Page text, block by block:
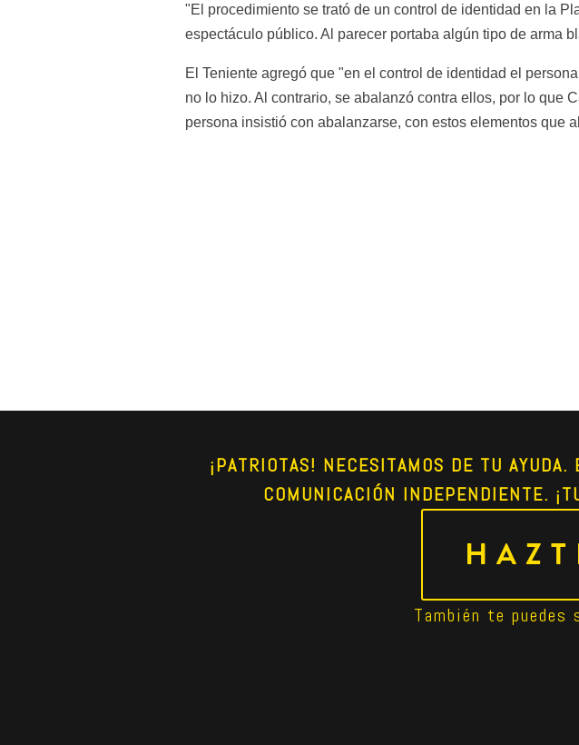
"El procedimiento se trató de un control de identidad en la
espectáculo público. Al parecer portaba algún tipo de arma
El Teniente agregó que "en el control de identidad el
no lo hizo. Al contrario, se abalanzó contra ellos, por lo que
persona insistió con abalanzarse, con estos elementos que
¡PATRIOTAS! NECESITAMOS DE TU
COMUNICACIÓN INDEPENDIENTE.
También te